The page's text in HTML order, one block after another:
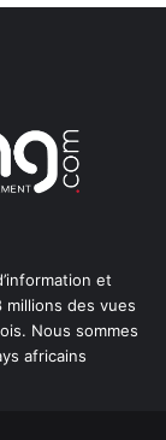
et
millions des vues
Nous sommes
africains